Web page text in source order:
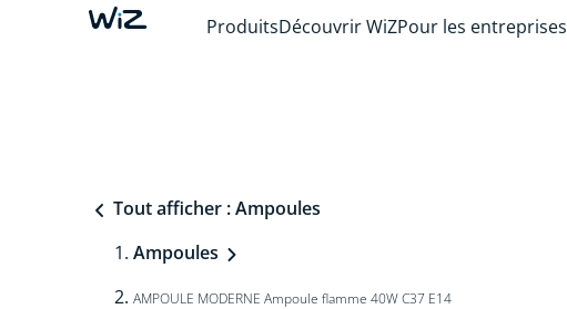
ProduitsDécouvrir WiZPour les entreprises
Tout afficher : Ampoules
Ampoules
AMPOULE MODERNE Ampoule flamme 40W C37 E14